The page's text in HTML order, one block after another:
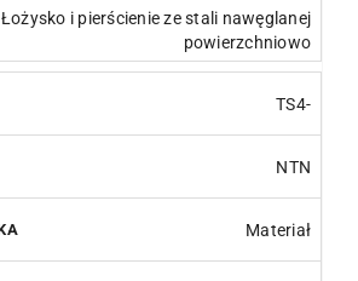
Łożysko i pierścienie ze stali nawęglanej
powierzchniowo
TS4-
NTN
Materiał